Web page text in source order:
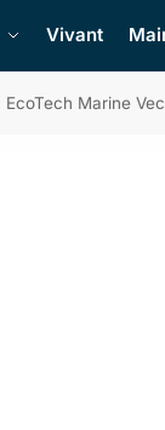
Vivant
EcoTech Marine